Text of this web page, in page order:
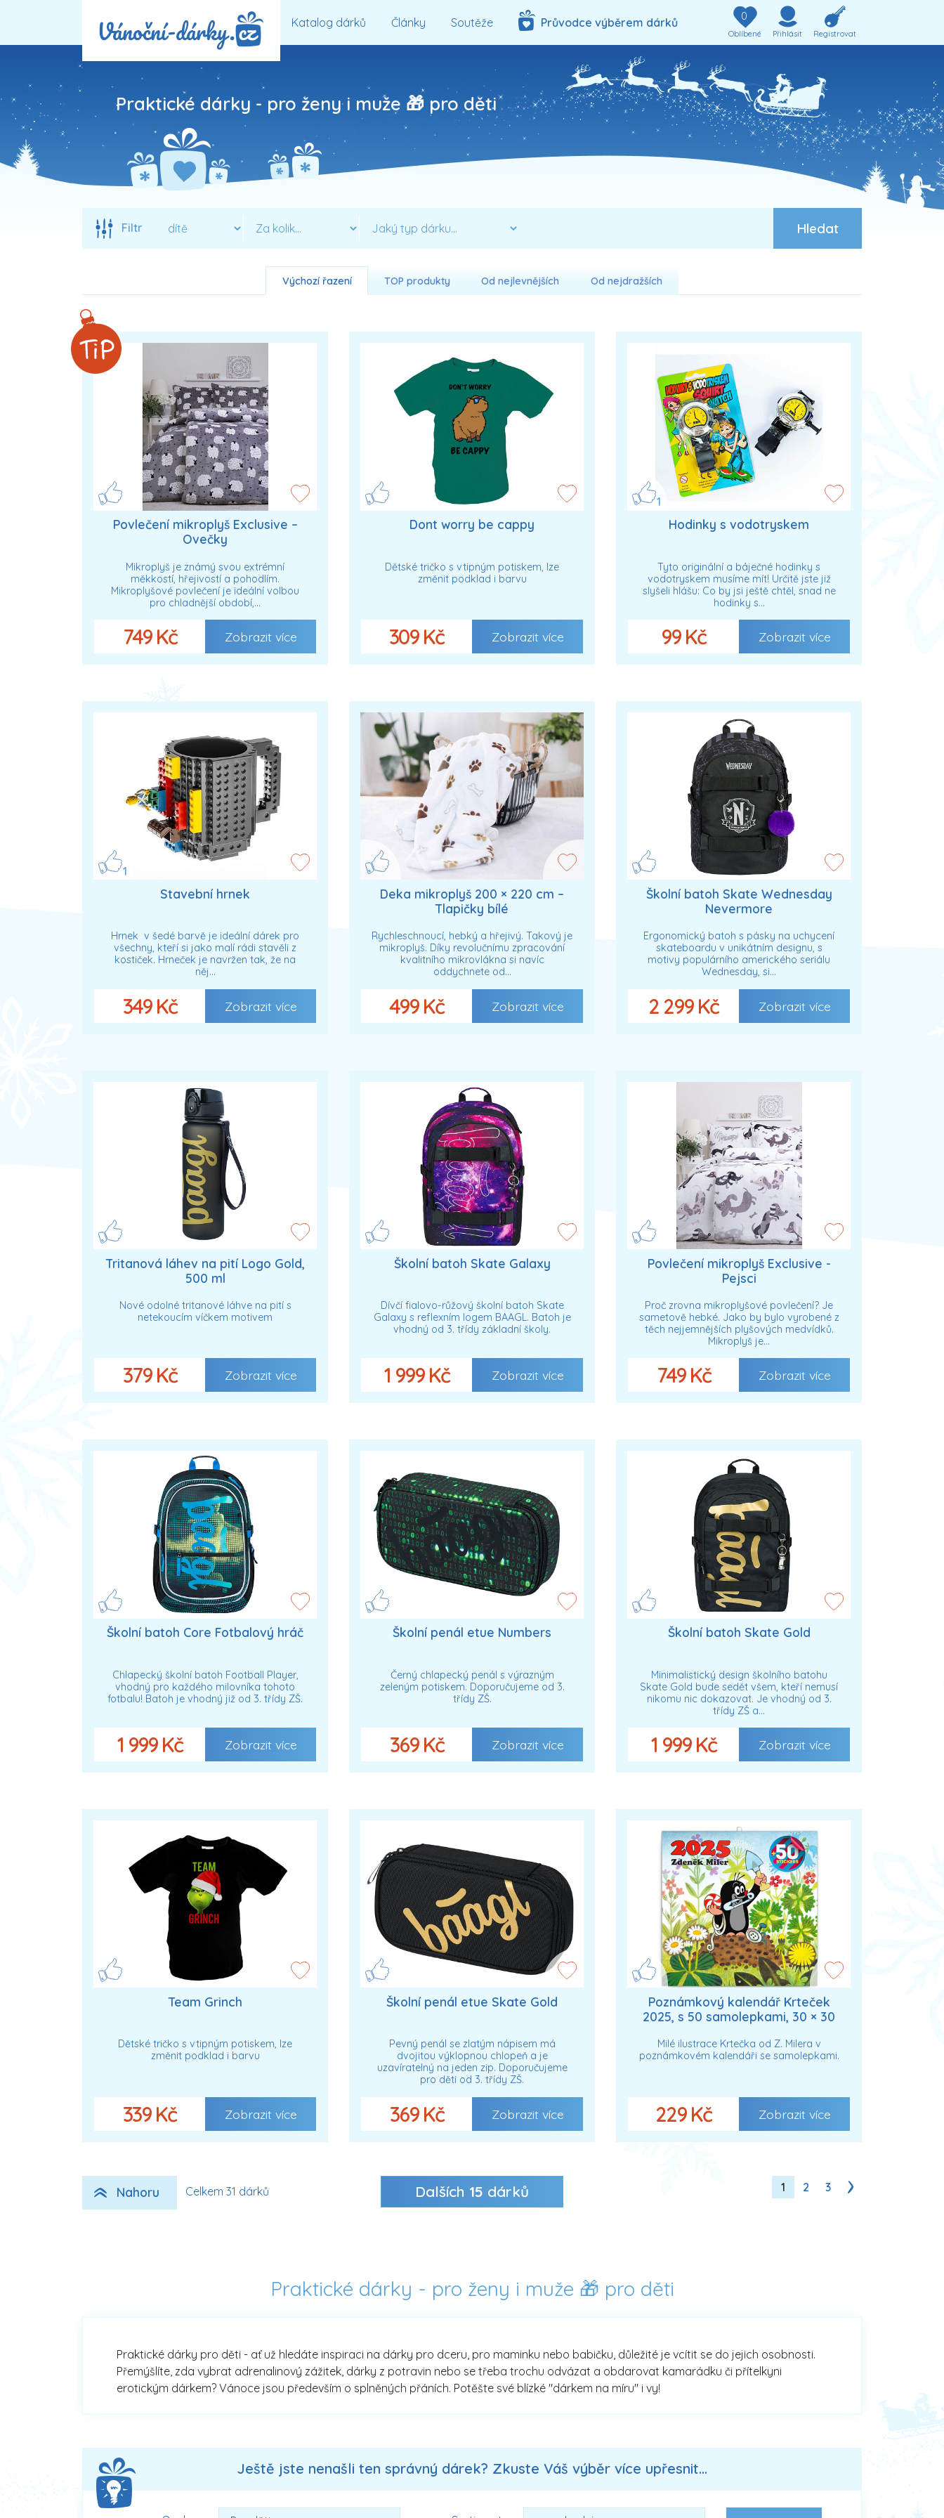
Katalog dárků Články Soutěže Průvodce výběrem dárků 0
Oblíbené Přihlásit Registrovat
Praktické dárky - pro ženy i muže 🎁 pro děti
Filtr
Výchozí řazení TOP produkty Od nejlevnějších Od nejdražších
Povlečení mikroplyš Exclusive –
Ovečky
Mikroplyš je známý svou extrémní
měkkostí, hřejivostí a pohodlím.
Mikroplyšové povlečení je ideální volbou
pro chladnější období,…
749 Kč Zobrazit více
Dont worry be cappy
Dětské tričko s vtipným potiskem, lze
změnit podklad i barvu
309 Kč Zobrazit více
1
Hodinky s vodotryskem
Tyto originální a báječné hodinky s
vodotryskem musíme mít! Určitě jste již
slyšeli hlášu: Co by jsi ještě chtěl, snad ne
hodinky s…
99 Kč Zobrazit více
1
Stavební hrnek
Hrnek v šedé barvě je ideální dárek pro
všechny, kteří si jako malí rádi stavěli z
kostiček. Hrneček je navržen tak, že na
něj…
349 Kč Zobrazit více
Deka mikroplyš 200 × 220 cm –
Tlapičky bílé
Rychleschnoucí, hebký a hřejivý. Takový je
mikroplyš. Díky revolučnímu zpracování
kvalitního mikrovlákna si navíc
oddychnete od…
499 Kč Zobrazit více
Školní batoh Skate Wednesday
Nevermore
Ergonomický batoh s pásky na uchycení
skateboardu v unikátním designu, s
motivy populárního amerického seriálu
Wednesday, si…
2 299 Kč Zobrazit více
Tritanová láhev na pití Logo Gold,
500 ml
Nové odolné tritanové láhve na pití s
netekoucím víčkem motivem
379 Kč Zobrazit více
Školní batoh Skate Galaxy
Dívčí fialovo-růžový školní batoh Skate
Galaxy s reflexním logem BAAGL. Batoh je
vhodný od 3. třídy základní školy.
1 999 Kč Zobrazit více
Povlečení mikroplyš Exclusive -
Pejsci
Proč zrovna mikroplyšové povlečení? Je
sametově hebké. Jako by bylo vyrobené z
těch nejjemnějších plyšových medvídků.
Mikroplyš je…
749 Kč Zobrazit více
Školní batoh Core Fotbalový hráč
Chlapecký školní batoh Football Player,
vhodný pro každého milovníka tohoto
fotbalu! Batoh je vhodný již od 3. třídy ZŠ.
1 999 Kč Zobrazit více
Školní penál etue Numbers
Černý chlapecký penál s výrazným
zeleným potiskem. Doporučujeme od 3.
třídy ZŠ.
369 Kč Zobrazit více
Školní batoh Skate Gold
Minimalistický design školního batohu
Skate Gold bude sedět všem, kteří nemusí
nikomu nic dokazovat. Je vhodný od 3.
třídy ZŠ a…
1 999 Kč Zobrazit více
Team Grinch
Dětské tričko s vtipným potiskem, lze
změnit podklad i barvu
339 Kč Zobrazit více
Školní penál etue Skate Gold
Pevný penál se zlatým nápisem má
dvojitou výklopnou chlopeň a je
uzavíratelný na jeden zip. Doporučujeme
pro děti od 3. třídy ZŠ.
369 Kč Zobrazit více
Poznámkový kalendář Krteček
2025, s 50 samolepkami, 30 × 30
Milé ilustrace Krtečka od Z. Milera v
poznámkovém kalendáři se samolepkami.
229 Kč Zobrazit více
Nahoru Celkem 31 dárků Dalších 15 dárků 1 2 3
Praktické dárky - pro ženy i muže 🎁 pro děti
Praktické dárky pro děti - ať už hledáte inspiraci na dárky pro dceru, pro maminku nebo babičku, důležité je vcítit se do jejich osobnosti.
Přemýšlíte, zda vybrat adrenalinový zážitek, dárky z potravin nebo se třeba trochu odvázat a obdarovat kamarádku či přítelkyni
erotickým dárkem? Vánoce jsou především o splněných přáních. Potěšte své blízké "dárkem na míru" i vy!
Ještě jste nenašli ten správný dárek? Zkuste Váš výběr více upřesnit...